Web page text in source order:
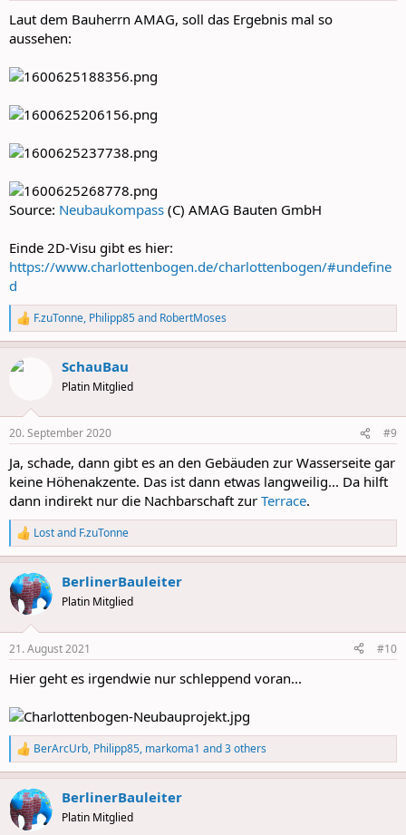
Laut dem Bauherrn AMAG, soll das Ergebnis mal so
aussehen:
Source: Neubaukompass (C) AMAG Bauten GmbH
Einde 2D-Visu gibt es hier:
https://www.charlottenbogen.de/charlottenbogen/#undefine
d
R
e
a
c
s
F.zuTonne, Philipp85and RobertMoses
SchauBau
Platin Mitglied
20. September 2020 #9
Ja, schade, dann gibt es an den Gebäuden zur Wasserseite gar
keine Höhenakzente. Das ist dann etwas langweilig... Da hilft
dann indirekt nur die Nachbarschaft zur Terrace.
R
e
a
c
t
i
s
Lostand F.zuTonne
BerlinerBauleiter
Platin Mitglied
21. August 2021 #10
Hier geht es irgendwie nur schleppend voran...
R
e
a
c
t
i
BerArcUrb, Philipp85, markoma1 and 3 others
BerlinerBauleiter
Platin Mitglied